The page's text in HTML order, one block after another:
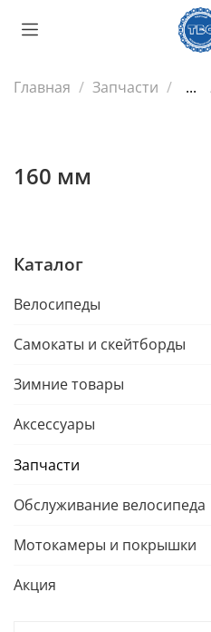
Главная Запчасти ...
160 мм
Каталог
Велосипеды
Самокаты и скейтборды
Зимние товары
Аксессуары
Запчасти
Обслуживание велосипеда
Мотокамеры и покрышки
Акция